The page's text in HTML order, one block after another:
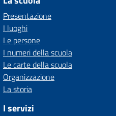
Presentazione
I luoghi
Le persone
I numeri della scuola
Le carte della scuola
Organizzazione
La storia
I servizi